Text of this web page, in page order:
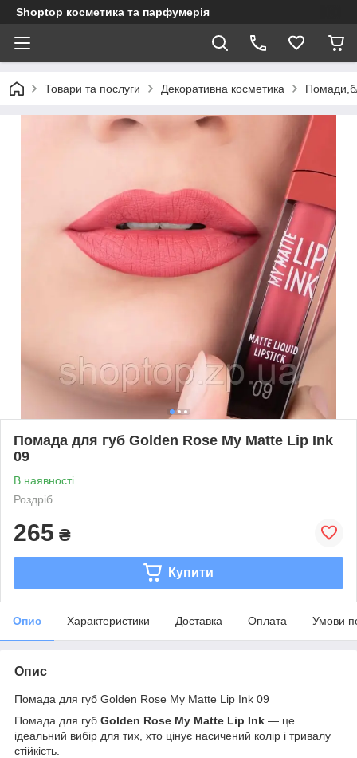
Shoptop косметика та парфумерія
Товари та послуги Декоративна косметика
Помада для губ Golden Rose My Matte Lip Ink
09
В наявності
Роздріб
265 ₴
Купити
Опис Характеристики Доставка Оплата Умови
Опис
Помада для губ Golden Rose My Matte Lip Ink 09
Помада для губ Golden Rose My Matte Lip Ink — це
ідеальний вибір для тих, хто цінує насичений колір і тривалу
стійкість.